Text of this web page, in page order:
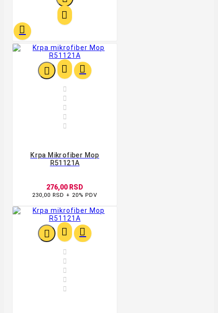


  





Krpa Mikrofiber Mop
R51121A
276,00 RSD
230,00 RSD + 20% PDV
  




